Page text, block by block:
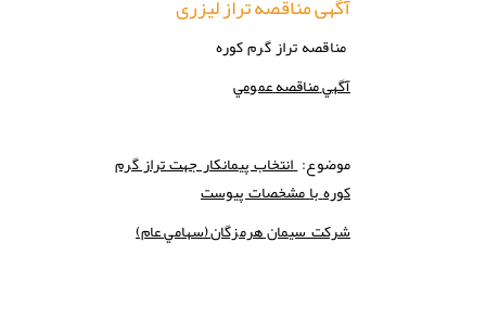
مناقصه تراز گرم کوره
آگهي مناقصه عمومي
موضوع:
انتخاب پیمانکار جهت تراز گرم
کوره با مشخصات پیوست
شركت سيمان هرمزگان(سهامي عام)